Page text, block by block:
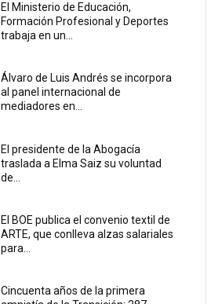
El Ministerio de Educación,
Formación Profesional y Deportes
trabaja en un...
Álvaro de Luis Andrés se incorpora
al panel internacional de
mediadores en...
El presidente de la Abogacía
traslada a Elma Saiz su voluntad
de...
El BOE publica el convenio textil de
ARTE, que conlleva alzas salariales
para...
Cincuenta años de la primera